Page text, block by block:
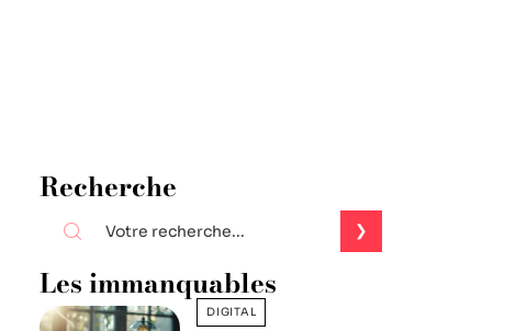
Recherche
Les immanquables
DIGITAL